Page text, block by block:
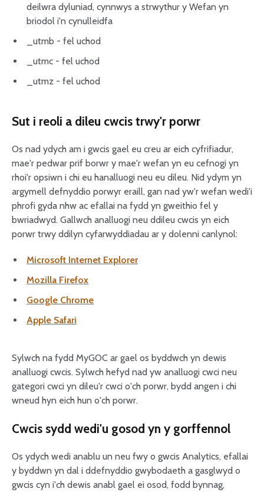
deilwra dyluniad, cynnwys a strwythur y Wefan yn
briodol i'n cynulleidfa
_utmb - fel uchod
_utmc - fel uchod
_utmz - fel uchod
Sut i reoli a dileu cwcis trwy'r porwr
Os nad ydych am i gwcis gael eu creu ar eich cyfrifiadur,
mae'r pedwar prif borwr y mae'r wefan yn eu cefnogi yn
rhoi'r opsiwn i chi eu hanalluogi neu eu dileu. Nid ydym yn
argymell defnyddio porwyr eraill, gan nad yw'r wefan wedi'i
phrofi gyda nhw ac efallai na fydd yn gweithio fel y
bwriadwyd. Gallwch analluogi neu ddileu cwcis yn eich
porwr trwy ddilyn cyfarwyddiadau ar y dolenni canlynol:
Microsoft Internet Explorer
Mozilla Firefox
Google Chrome
Apple Safari
Sylwch na fydd MyGOC ar gael os byddwch yn dewis
analluogi cwcis. Sylwch hefyd nad yw analluogi cwci neu
gategori cwci yn dileu'r cwci o'ch porwr, bydd angen i chi
wneud hyn eich hun o'ch porwr.
Cwcis sydd wedi'u gosod yn y gorffennol
Os ydych wedi anablu un neu fwy o gwcis Analytics, efallai
y byddwn yn dal i ddefnyddio gwybodaeth a gasglwyd o
gwcis cyn i'ch dewis anabl gael ei osod, fodd bynnag,